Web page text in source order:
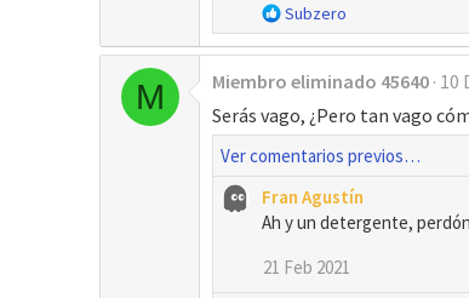
R
e
a
c
i
o
e
s
Subzero
M Miembro eliminado 45640 10
Serás vago, ¿Pero tan vago
Ver comentarios previos…
Fran Agustín
Ah y un detergente,
21 Feb 2021